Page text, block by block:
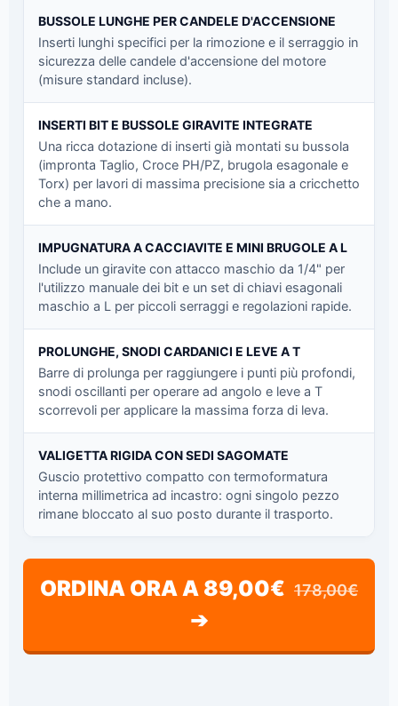
BUSSOLE LUNGHE PER CANDELE D'ACCENSIONE
Inserti lunghi specifici per la rimozione e il serraggio in
sicurezza delle candele d'accensione del motore
(misure standard incluse).
INSERTI BIT E BUSSOLE GIRAVITE INTEGRATE
Una ricca dotazione di inserti già montati su bussola
(impronta Taglio, Croce PH/PZ, brugola esagonale e
Torx) per lavori di massima precisione sia a cricchetto
che a mano.
IMPUGNATURA A CACCIAVITE E MINI BRUGOLE A L
Include un giravite con attacco maschio da 1/4" per
l'utilizzo manuale dei bit e un set di chiavi esagonali
maschio a L per piccoli serraggi e regolazioni rapide.
PROLUNGHE, SNODI CARDANICI E LEVE A T
Barre di prolunga per raggiungere i punti più profondi,
snodi oscillanti per operare ad angolo e leve a T
scorrevoli per applicare la massima forza di leva.
VALIGETTA RIGIDA CON SEDI SAGOMATE
Guscio protettivo compatto con termoformatura
interna millimetrica ad incastro: ogni singolo pezzo
rimane bloccato al suo posto durante il trasporto.
ORDINA ORA A 89,00€ 178,00€
➔